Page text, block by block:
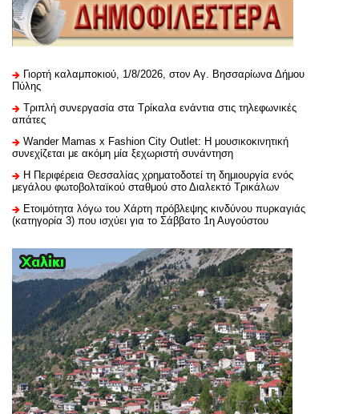
Γιορτή καλαμποκιού, 1/8/2026, στον Αγ. Βησσαρίωνα Δήμου
Πύλης
Τριπλή συνεργασία στα Τρίκαλα ενάντια στις τηλεφωνικές
απάτες
Wander Mamas x Fashion City Outlet: Η μουσικοκινητική
συνεχίζεται με ακόμη μία ξεχωριστή συνάντηση
H Περιφέρεια Θεσσαλίας χρηματοδοτεί τη δημιουργία ενός
μεγάλου φωτοβολταϊκού σταθμού στο Διαλεκτό Τρικάλων
Ετοιμότητα λόγω του Χάρτη πρόβλεψης κινδύνου πυρκαγιάς
(κατηγορία 3) που ισχύει για το Σάββατο 1η Αυγούστου